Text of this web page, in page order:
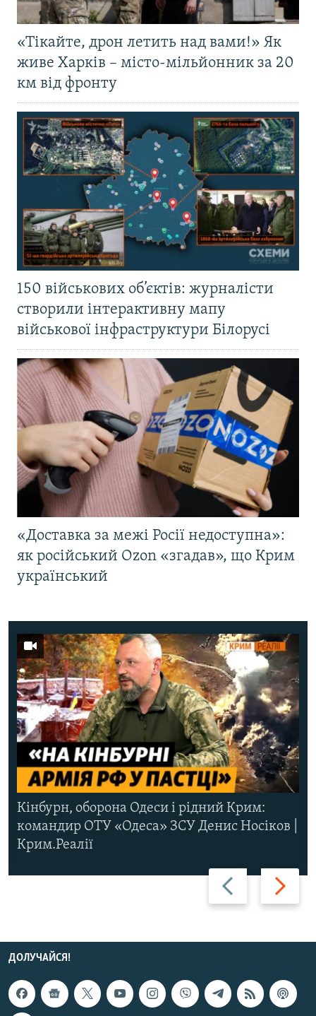
«Тікайте, дрон летить над вами!» Як
живе Харків – місто-мільйонник за 20
км від фронту
150 військових об’єктів: журналісти
створили інтерактивну мапу
військової інфраструктури Білорусі
«Доставка за межі Росії недоступна»:
як російський Ozon «згадав», що Крим
український
Назад Вперед
Кінбурн, оборона Одеси і рідний Крим:
командир ОТУ «Одеса» ЗСУ Денис Носіков |
Крим.Реалії
ДОЛУЧАЙСЯ!